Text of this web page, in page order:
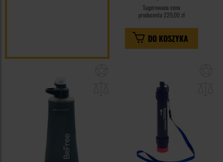
Sugerowana cena
producenta 229,00 zł
DO KOSZYKA